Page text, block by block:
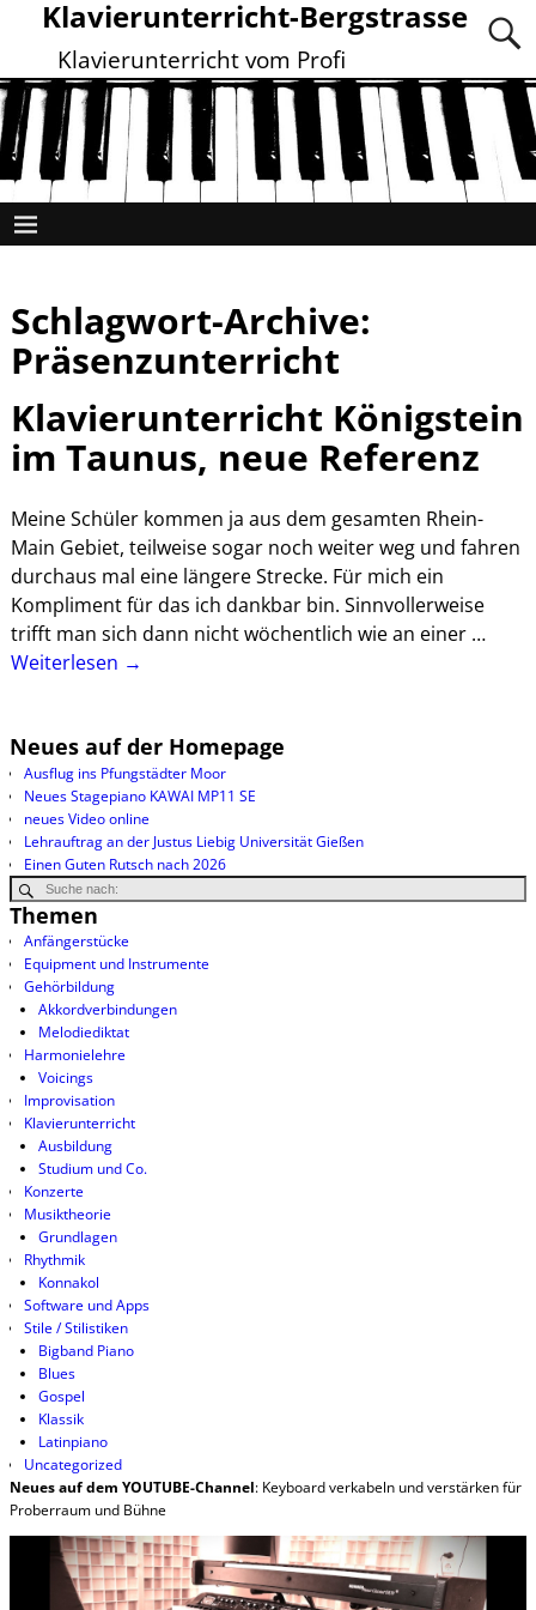
Klavierunterricht-Bergstrasse
Klavierunterricht vom Profi
Schlagwort-Archive:
Präsenzunterricht
Klavierunterricht Königstein
im Taunus, neue Referenz
Meine Schüler kommen ja aus dem gesamten Rhein-
Main Gebiet, teilweise sogar noch weiter weg und fahren
durchaus mal eine längere Strecke. Für mich ein
Kompliment für das ich dankbar bin. Sinnvollerweise
trifft man sich dann nicht wöchentlich wie an einer …
Weiterlesen →
Neues auf der Homepage
Ausflug ins Pfungstädter Moor
Neues Stagepiano KAWAI MP11 SE
neues Video online
Lehrauftrag an der Justus Liebig Universität Gießen
Einen Guten Rutsch nach 2026
Themen
Anfängerstücke
Equipment und Instrumente
Gehörbildung
Akkordverbindungen
Melodiediktat
Harmonielehre
Voicings
Improvisation
Klavierunterricht
Ausbildung
Studium und Co.
Konzerte
Musiktheorie
Grundlagen
Rhythmik
Konnakol
Software und Apps
Stile / Stilistiken
Bigband Piano
Blues
Gospel
Klassik
Latinpiano
Uncategorized
Neues auf dem YOUTUBE-Channel: Keyboard verkabeln und verstärken für
Proberraum und Bühne